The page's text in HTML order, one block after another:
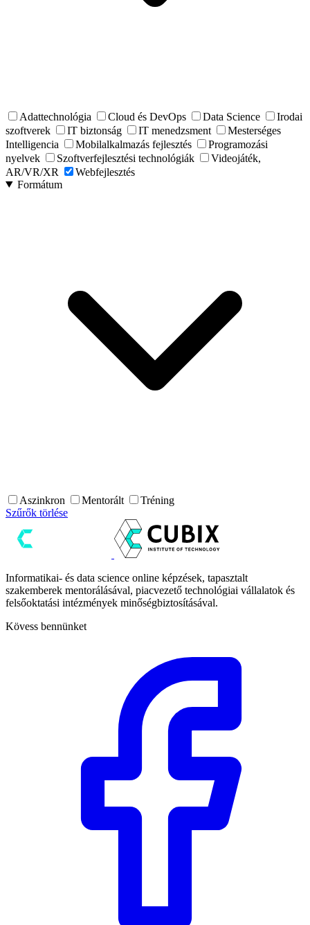
Adattechnológia Cloud és DevOps Data Science
Irodai
szoftverek
IT biztonság IT menedzsment
Mesterséges
Intelligencia
Mobilalkalmazás fejlesztés
Programozási
nyelvek
Szoftverfejlesztési technológiák
Videojáték,
AR/VR/XR
Webfejlesztés
Formátum
Aszinkron Mentorált
Tréning
Szűrők törlése
Informatikai- és data science online képzések, tapasztalt
szakemberek mentorálásával, piacvezető technológiai vállalatok és
felsőoktatási intézmények minőségbiztosításával.
Kövess bennünket